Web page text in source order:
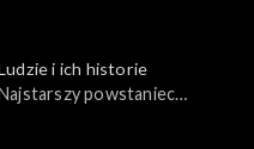
i ich historie
powstaniec